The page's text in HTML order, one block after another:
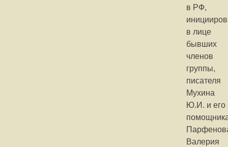
в РФ,
в лице
бывших
членов
группы,
писателя
Мухина
Ю.И. и его
Валерия